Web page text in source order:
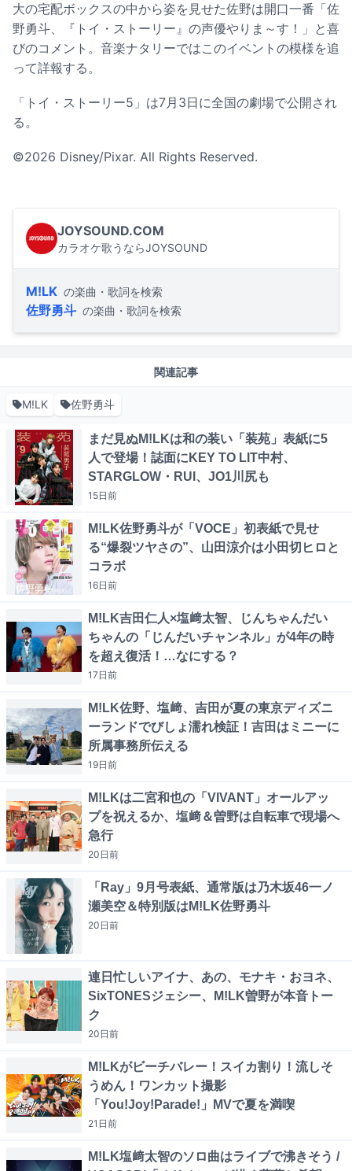
大の宅配ボックスの中から姿を見せた佐野は開口一番「佐
野勇斗、『トイ・ストーリー』の声優やりま～す！」と喜
びのコメント。音楽ナタリーではこのイベントの模様を追
って詳報する。
「トイ・ストーリー5」は7月3日に全国の劇場で公開され
る。
©2026 Disney/Pixar. All Rights Reserved.
JOYSOUND.COM
カラオケ歌うならJOYSOUND
M!LK の楽曲・歌詞を検索
佐野勇斗 の楽曲・歌詞を検索
関連記事
M!LK 佐野勇斗
まだ見ぬM!LKは和の装い「装苑」表紙に5
人で登場！誌面にKEY TO LIT中村、
STARGLOW・RUI、JO1川尻も
15日前
M!LK佐野勇斗が「VOCE」初表紙で見せ
る“爆裂ツヤさの”、山田涼介は小田切ヒロと
コラボ
16日前
M!LK吉田仁人×塩﨑太智、じんちゃんだい
ちゃんの「じんだいチャンネル」が4年の時
を超え復活！…なにする？
17日前
M!LK佐野、塩﨑、吉田が夏の東京ディズニ
ーランドでびしょ濡れ検証！吉田はミニーに
所属事務所伝える
19日前
M!LKは二宮和也の「VIVANT」オールアッ
プを祝えるか、塩﨑＆曽野は自転車で現場へ
急行
20日前
「Ray」9月号表紙、通常版は乃木坂46一ノ
瀬美空＆特別版はM!LK佐野勇斗
20日前
連日忙しいアイナ、あの、モナキ・おヨネ、
SixTONESジェシー、M!LK曽野が本音トー
ク
20日前
M!LKがビーチバレー！スイカ割り！流しそ
うめん！ワンカット撮影
「You!Joy!Parade!」MVで夏を満喫
21日前
M!LK塩﨑太智のソロ曲はライブで沸きそう /